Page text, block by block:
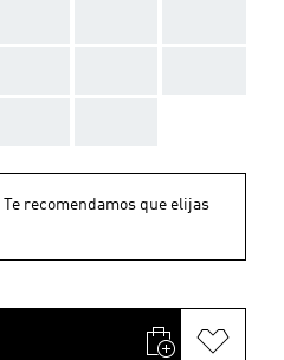
Te recomendamos que elijas